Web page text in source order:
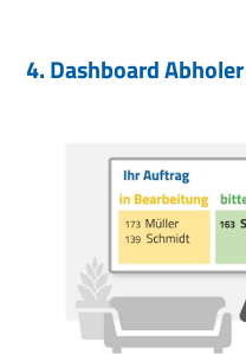
4. Dashboard Abholer